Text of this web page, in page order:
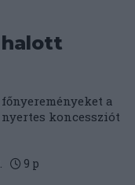
a
koncessziót
9 p